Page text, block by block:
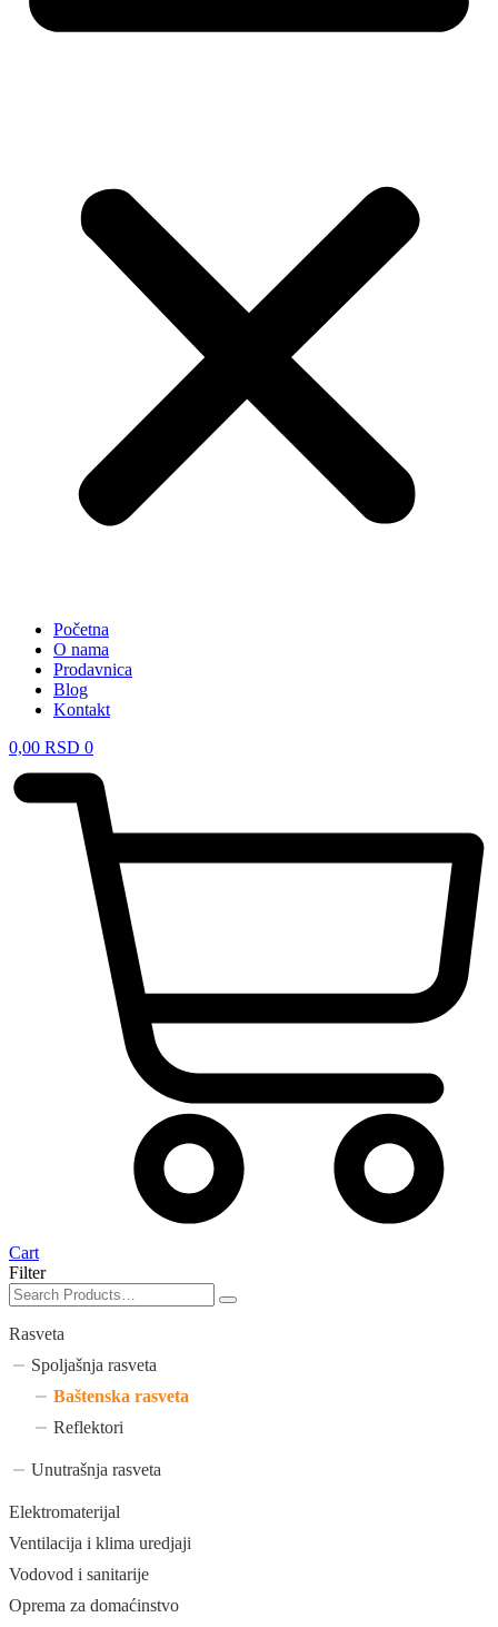
Početna
O nama
Prodavnica
Blog
Kontakt
0,00 RSD 0
Cart
Filter
Rasveta
Spoljašnja rasveta
Baštenska rasveta
Reflektori
Unutrašnja rasveta
Elektromaterijal
Ventilacija i klima uredjaji
Vodovod i sanitarije
Oprema za domaćinstvo